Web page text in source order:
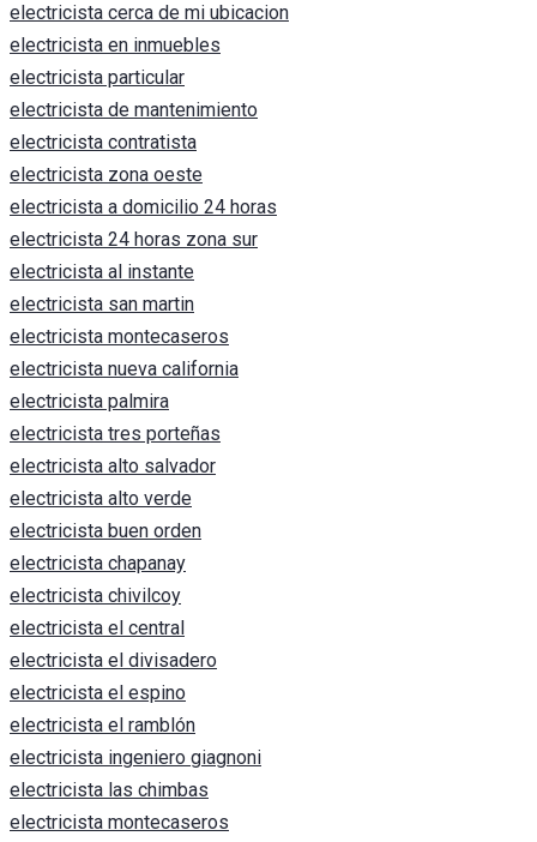
electricista cerca de mi ubicacion
electricista en inmuebles
electricista particular
electricista de mantenimiento
electricista contratista
electricista zona oeste
electricista a domicilio 24 horas
electricista 24 horas zona sur
electricista al instante
electricista san martin
electricista montecaseros
electricista nueva california
electricista palmira
electricista tres porteñas
electricista alto salvador
electricista alto verde
electricista buen orden
electricista chapanay
electricista chivilcoy
electricista el central
electricista el divisadero
electricista el espino
electricista el ramblón
electricista ingeniero giagnoni
electricista las chimbas
electricista montecaseros